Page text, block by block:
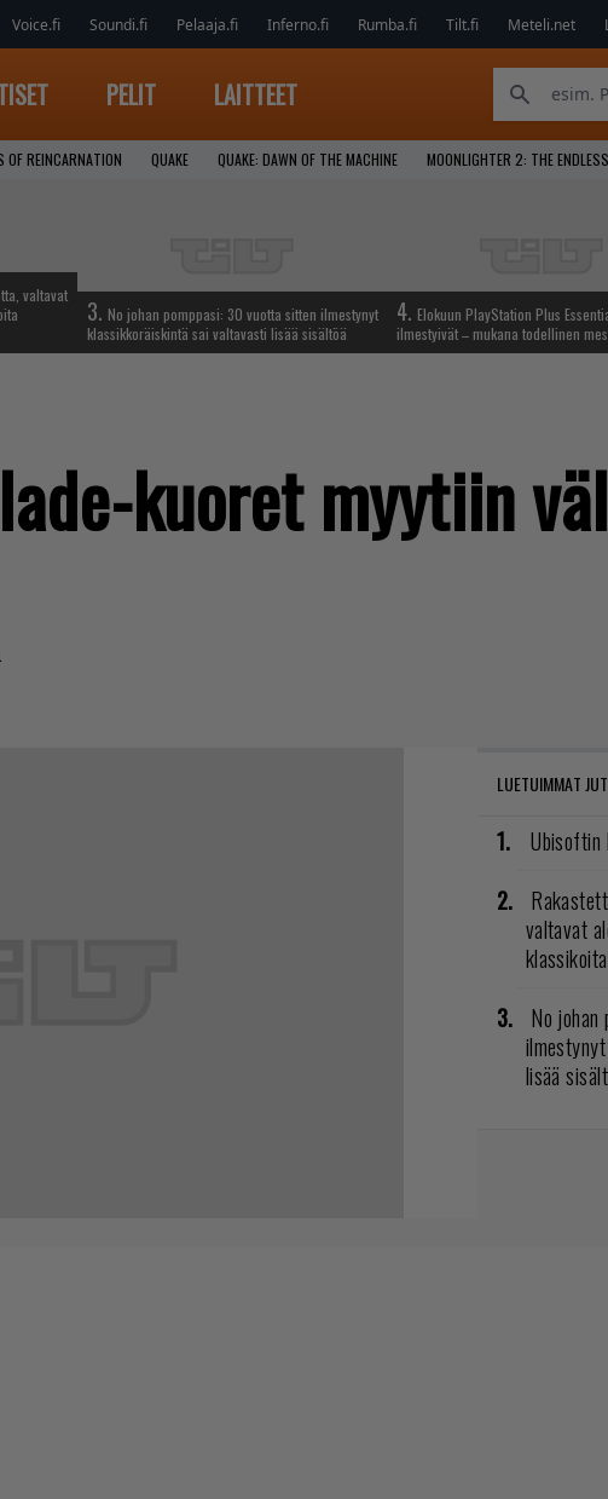
Voice.fi Soundi.fi Pelaaja.fi Inferno.fi Rumba.fi Tilt.fi Meteli.net
PELIT LAITTEET
OF REINCARNATION QUAKE QUAKE: DAWN OF THE MACHINE MOONLIGHTER 2: THE
valtavat
3. No johan pomppasi: 30 vuotta sitten ilmestynyt
klassikkoräiskintä sai valtavasti lisää sisältöä
4. Elokuun PlayStation Plus
ilmestyivät – mukana todellinen
kuoret myytiin
LUETUIMMAT
Ubisoftin
valtavat
No
lisää